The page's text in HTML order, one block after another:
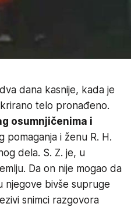
dana kasnije, kada je
telo pronađeno.
osumnjičenima i
pomaganja i ženu R. H.
dela. S. Z. je, u
Da on nije mogao da
njegove bivše supruge
snimci razgovora